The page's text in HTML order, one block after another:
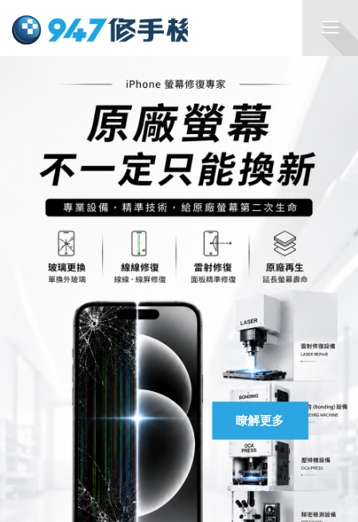
馬上聯絡 瞭解更多
瞭解更多